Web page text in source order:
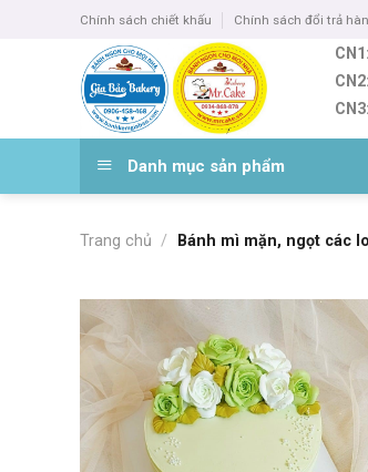
Chính sách chiết khấu Chính sách đổi trả
Bánh ngon cho mọi nhà
Danh mục sản phẩm
Trang chủ / Bánh mì mặn, ngọt các